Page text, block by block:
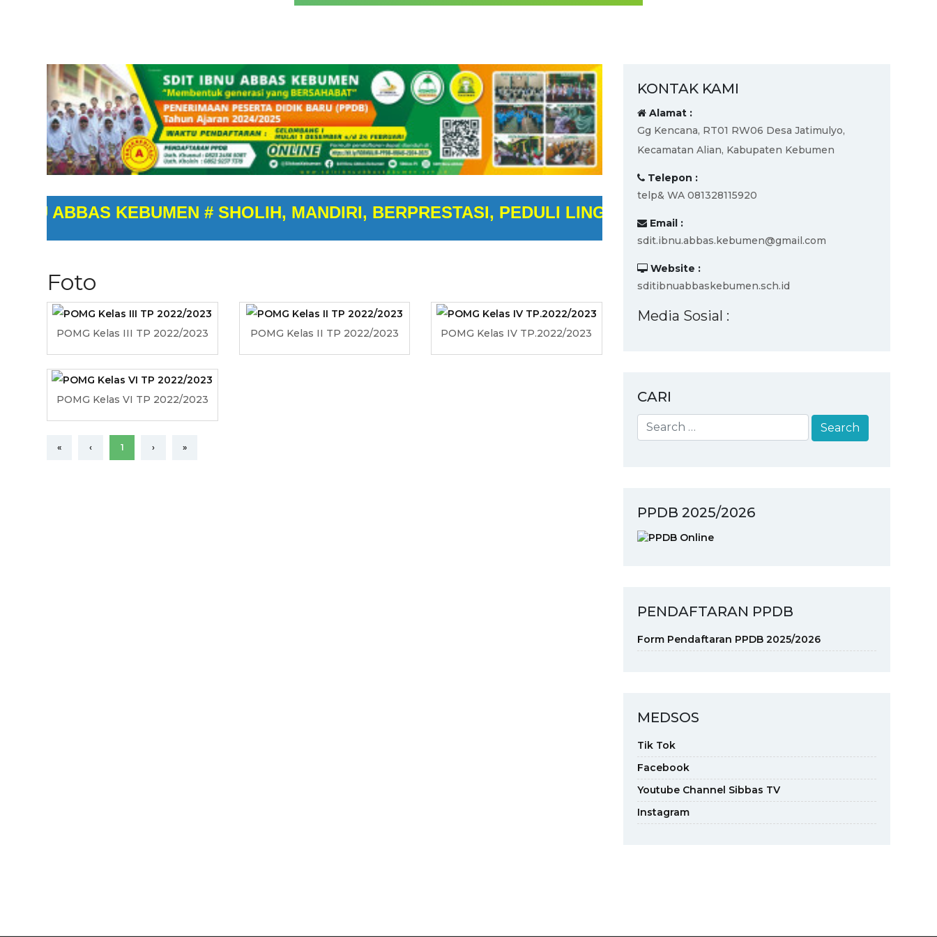
KEBUMEN # SHOLIH, MANDIRI, BERPRESTASI, PEDULI LINGKUNGAN
Foto
POMG Kelas III TP 2022/2023 POMG Kelas II TP 2022/2023 POMG Kelas IV TP.2022/2023
POMG Kelas VI TP 2022/2023
« ‹ 1 › »
KONTAK KAMI
Alamat :
Gg Kencana, RT01 RW06 Desa Jatimulyo,
Kecamatan Alian, Kabupaten Kebumen
Telepon :
telp& WA 081328115920
Email :
sdit.ibnu.abbas.kebumen@gmail.com
Website :
sditibnuabbaskebumen.sch.id
Media Sosial :
CARI
PPDB 2025/2026
PENDAFTARAN PPDB
Form Pendaftaran PPDB 2025/2026
MEDSOS
Tik Tok
Facebook
Youtube Channel Sibbas TV
Instagram